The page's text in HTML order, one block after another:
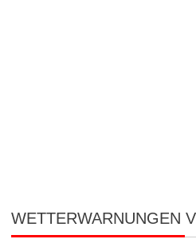
WETTERWARNUNGEN